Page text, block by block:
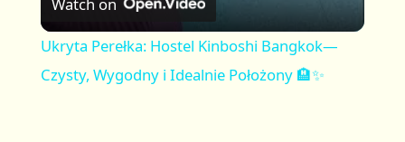
i
Watch on
Ukryta Perełka: Hostel Kinboshi Bangkok—
Czysty, Wygodny i Idealnie Położony 🏨✨